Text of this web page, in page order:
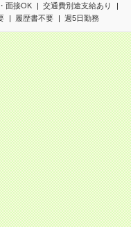
面接OK
交通費別途支給あり
履歴書不要 週5日勤務